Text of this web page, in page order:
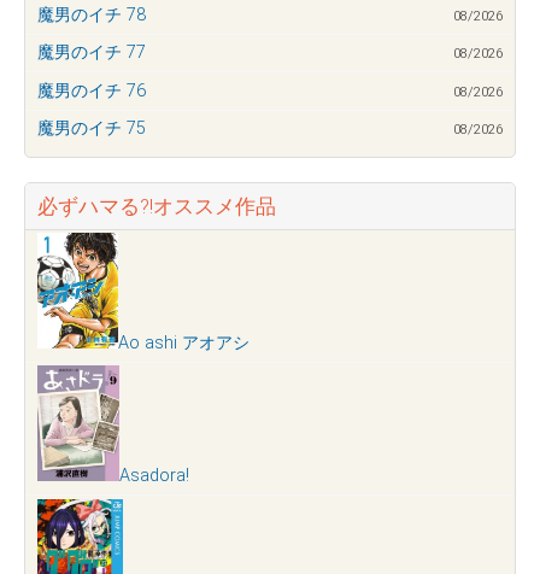
魔男のイチ 78 08/2026
魔男のイチ 77 08/2026
魔男のイチ 76 08/2026
魔男のイチ 75 08/2026
必ずハマる?!オススメ作品
Ao ashi アオアシ
Asadora!